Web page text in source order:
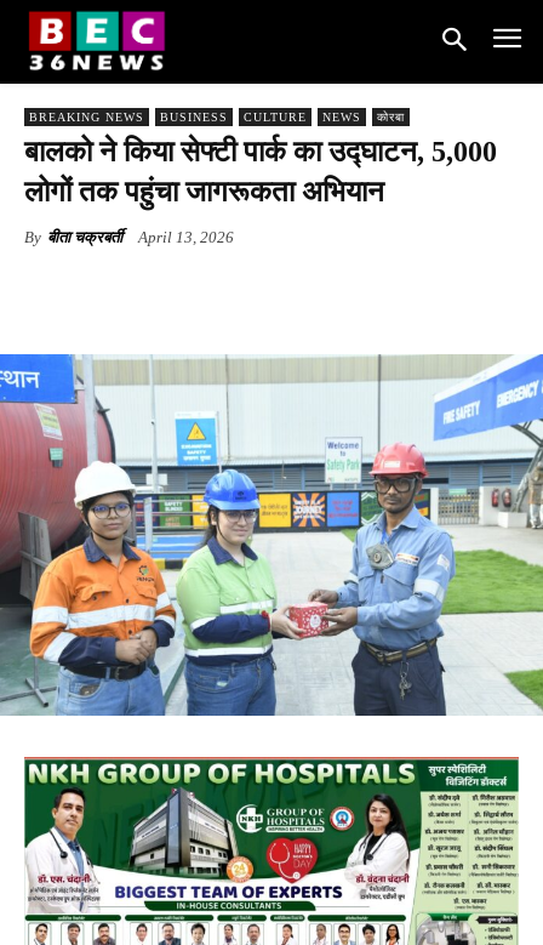
BREAKING NEWS BUSINESS CULTURE NEWS कोरबा
बालको ने किया सेफ्टी पार्क का उद्घाटन, 5,000
लोगों तक पहुंचा जागरूकता अभियान
By बीता चक्रबर्ती April 13, 2026